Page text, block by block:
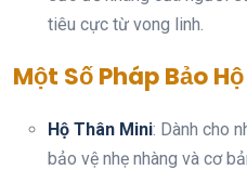
tiêu cực từ vong linh.
Một Số Pháp Bảo
Hộ Thân Mini: Dành cho
bảo vệ nhẹ nhàng và cơ